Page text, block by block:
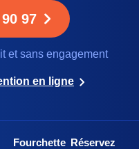
97
et sans engagement
en ligne
Fourchette Réservez